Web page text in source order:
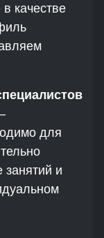
качестве
для
занятий и